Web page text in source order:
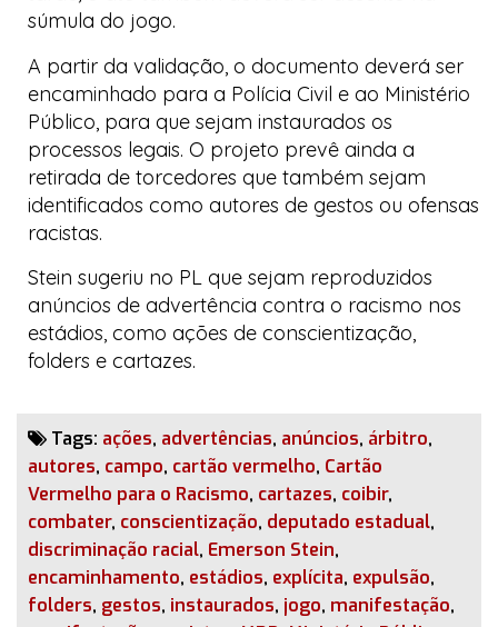
súmula do jogo.
A partir da validação, o documento deverá ser
encaminhado para a Polícia Civil e ao Ministério
Público, para que sejam instaurados os
processos legais. O projeto prevê ainda a
retirada de torcedores que também sejam
identificados como autores de gestos ou ofensas
racistas.
Stein sugeriu no PL que sejam reproduzidos
anúncios de advertência contra o racismo nos
estádios, como ações de conscientização,
folders e cartazes.
Tags: ações, advertências, anúncios, árbitro,
autores, campo, cartão vermelho, Cartão
Vermelho para o Racismo, cartazes, coibir,
combater, conscientização, deputado estadual,
discriminação racial, Emerson Stein,
encaminhamento, estádios, explícita, expulsão,
folders, gestos, instaurados, jogo, manifestação,